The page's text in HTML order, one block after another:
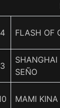
4 FLASH OF
3
SHANGHAI
SEÑO
MAMI KINA